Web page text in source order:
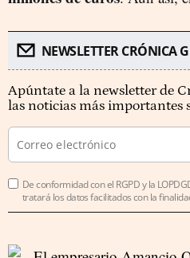
NEWSLETTER CRÓNICA
Apúntate a la newsletter de
las noticias más importantes
De conformidad con el RGPD y la
tratará los datos facilitados con la